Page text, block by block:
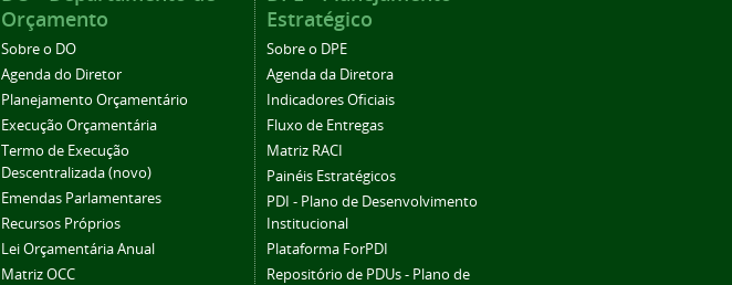
Orçamento
Sobre o DO
Agenda do Diretor
Planejamento Orçamentário
Execução Orçamentária
Termo de Execução
Descentralizada (novo)
Emendas Parlamentares
Recursos Próprios
Lei Orçamentária Anual
Matriz OCC
Estratégico
Sobre o DPE
Agenda da Diretora
Indicadores Oficiais
Fluxo de Entregas
Matriz RACI
Painéis Estratégicos
PDI - Plano de Desenvolvimento
Institucional
Plataforma ForPDI
Repositório de PDUs - Plano de